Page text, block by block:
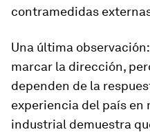
contramedidas
Una última
marcar la dirección,
dependen de la
experiencia del país en
industrial demuestra